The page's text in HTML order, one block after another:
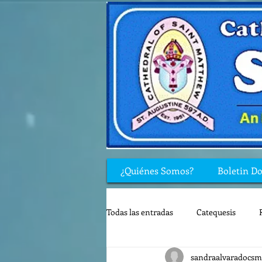
¿Quiénes Somos? Boletin
Todas las entradas Catequesis
Rincón de los niños Biblia
sandraalvaradocsm